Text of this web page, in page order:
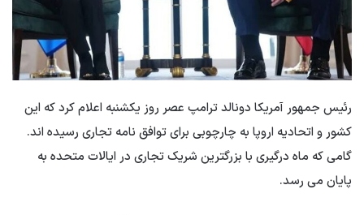
رئیس جمهور آمریكا دونالد ترامپ عصر روز یکشنبه اعلام كرد كه این
كشور و اتحادیه اروپا به چارچوبی برای توافق نامه تجاری رسیده اند.
گامی که ماه درگیری با بزرگترین شریک تجاری در ایالات متحده به
پایان می رسد.